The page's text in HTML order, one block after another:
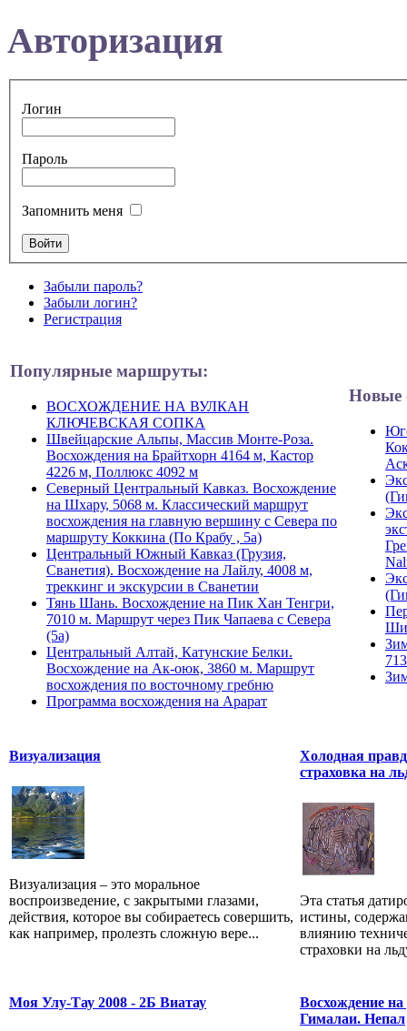
Авторизация
Логин
Пароль
Запомнить меня
Забыли пароль?
Забыли логин?
Регистрация
Популярные маршруты:
ВОСХОЖДЕНИЕ НА ВУЛКАН
КЛЮЧЕВСКАЯ СОПКА
Швейцарские Альпы, Массив Монте-Роза.
Восхождения на Брайтхорн 4164 м, Кастор
4226 м, Поллюкс 4092 м
Северный Центральный Кавказ. Восхождение
на Шхару, 5068 м. Классический маршрут
восхождения на главную вершину с Севера по
маршруту Коккина (По Крабу , 5а)
Центральный Южный Кавказ (Грузия,
Сванетия). Восхождение на Лайлу, 4008 м,
треккинг и экскурсии в Сванетии
Тянь Шань. Восхождение на Пик Хан Тенгри,
7010 м. Маршрут через Пик Чапаева с Севера
(5а)
Центральный Алтай, Катунские Белки.
Восхождение на Ак-оюк, 3860 м. Маршрут
восхождения по восточному гребню
Программа восхождения на Арарат
Новые
Визуализация
Визуализация – это моральное
воспроизведение, с закрытыми глазами,
действия, которое вы собираетесь совершить,
как например, пролезть сложную вере...
Холодная
страховка на
Эта статья
истины,
влиянию
страховки на
Моя Улу-Тау 2008 - 2Б Виатау
Восхождение
Гималаи. Непал